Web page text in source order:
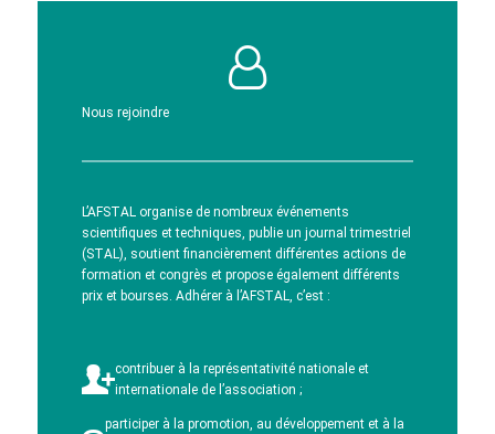
Nous rejoindre
L’AFSTAL organise de nombreux événements
scientifiques et techniques, publie un journal trimestriel
(STAL), soutient financièrement différentes actions de
formation et congrès et propose également différents
prix et bourses. Adhérer à l’AFSTAL, c’est :
contribuer à la représentativité nationale et
internationale de l’association ;
participer à la promotion, au développement et à la